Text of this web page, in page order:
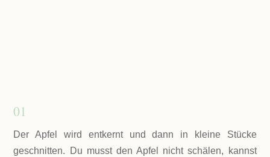
01
Der Apfel wird entkernt und dann in kleine Stücke
geschnitten. Du musst den Apfel nicht schälen, kannst